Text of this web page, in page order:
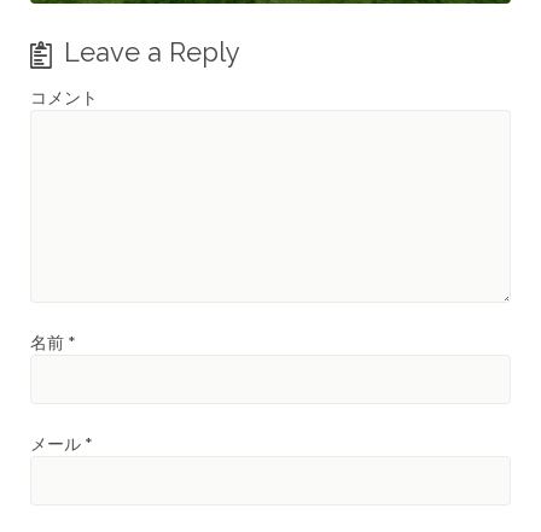
Leave a Reply
コメント
名前 *
メール *